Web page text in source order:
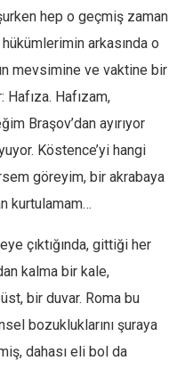
hep o geçmiş zaman
arkasında o
mevsimine ve vaktine bir
Hafızam,
Braşov’dan ayırıyor
Köstence’yi hangi
göreyim, bir akrabaya
kurtulamam…
çıktığında, gittiği her
kalma bir kale,
bir duvar. Roma bu
bozukluklarını şuraya
dahası eli bol da